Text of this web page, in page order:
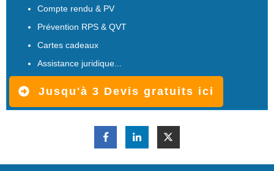
Compte rendu & PV
Prévention RPS & QVT
Cartes cadeaux
Assistance juridique...
Jusqu'à 3 Devis gratuits ici